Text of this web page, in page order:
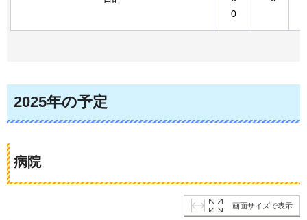
0
2025年の予定
病院
画面サイズで表示